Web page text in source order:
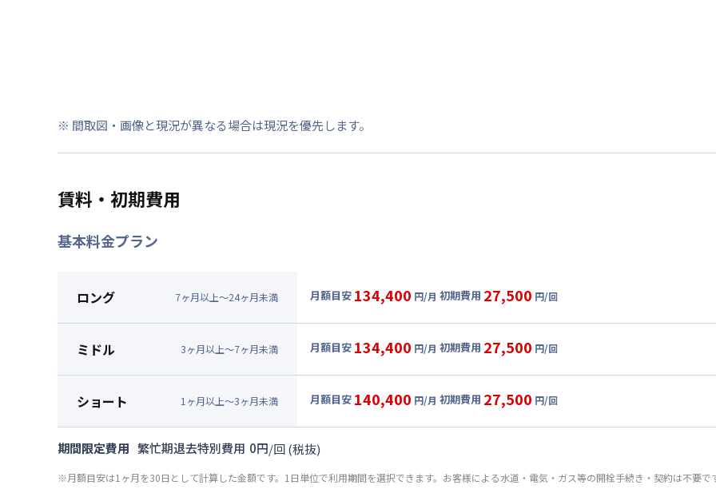
※ 間取図・画像と現況が異なる場合は現況を優先します。
賃料・初期費用
基本料金プラン
ロング 7ヶ月以上～24ヶ月未満 月額目安 134,400 円/月 初期費用 27,500 円/回
90,000円/月 (3,000円/日)
光熱費他 : 24,000円/月 (800円/日) (税抜)
清掃料他 : 25,000円/回 (税抜)
その他費用 :
ミドル 3ヶ月以上～7ヶ月未満 月額目安 134,400 円/月 初期費用 27,500 円/回
90,000円/月 (3,000円/日)
光熱費他 : 24,000円/月 (800円/日) (税抜)
清掃料他 :
その他費用 :
ショート 1 ヶ月以上～3ヶ月未満 月額目安 140,400 円/月 初期費用 27,500 円/回
月額賃料目安(30日利用)
光熱費他 : 24,000円/月 (800円/日) (税抜)
期間限定費用 繁忙期退去特別費用 0円/回(税抜)
※月額目安は1ヶ月を30日として計算した金額です。1日単位で利用期間を選択できます。お客様による水道・電気・ガス等の開栓手続き・契約は不要で